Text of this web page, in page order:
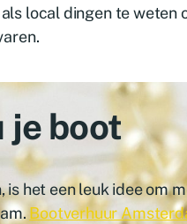
local dingen te weten
je boot
is het een leuk idee om
Bootverhuur